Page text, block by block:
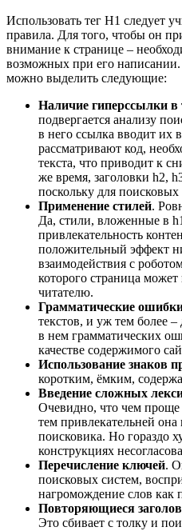
Использовать тег H1 следует
правила. Для того, чтобы он
внимание к странице –
возможных при его
можно выделить следующие:
Наличие гиперссылки в
подвергается анализу
в него ссылка вводит их
рассматривают код,
текста, что приводит к
же время, заголовки h2,
поскольку для
Применение стилей.
Да, стили, вложенные в
привлекательность
положительный эффект
взаимодействия с
которого страница может
читателю.
Грамматические
текстов, и уж тем более –
в нем грамматических
качестве содержимого
Использование знаков
коротким, ёмким,
Введение сложных
Очевидно, что чем проще
тем привлекательней она
поисковика. Но гораздо
конструкциях
Перечисление ключей.
поисковых систем,
нагромождение слов как
Повторяющиеся
Это сбивает с толку и